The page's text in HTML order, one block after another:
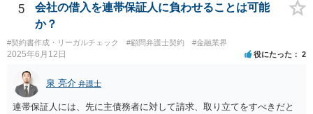
いる場合には、会社とのやり取りを保存し、弁護士に相談したうえで
対応なさった方がよいでしょう。
5
会社の借入を連帯保証人に負わせることは可能
か？
#契約書作成・リーガルチェック #顧問弁護士契約 #金融業界
2025年6月12日 役にたった 2
泉 亮介 弁護士
連帯保証人には、先に主債務者に対して請求、取り立てをすべきだと